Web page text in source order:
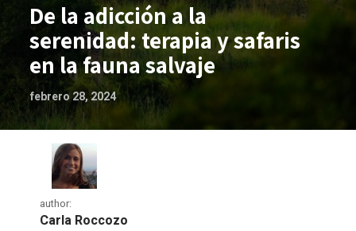
De la adicción a la
serenidad: terapia y safaris
en la fauna salvaje
febrero 28, 2024
author:
Carla Roccozo